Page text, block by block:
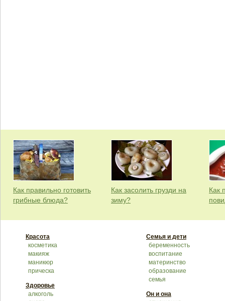
Как правильно готовить
грибные блюда?
Как засолить грузди на
зиму?
Как
Красота
косметика
макияж
маникюр
прическа
Здоровье
алкоголь
Семья и дети
беременность
воспитание
материнство
образование
семья
Он и она